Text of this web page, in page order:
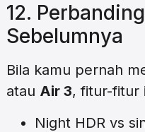
12.
Sebelumnya
Bila kamu pernah
atau Air 3, fitur-fitur
Night HDR vs